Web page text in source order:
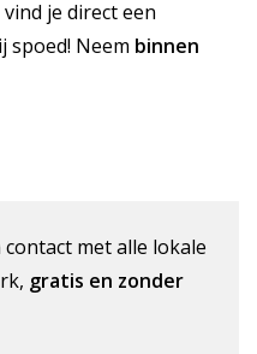
je direct een
spoed! Neem binnen
met alle lokale
gratis en zonder